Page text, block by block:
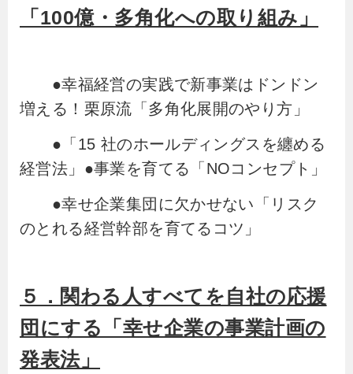
「100億・多角化への取り組み」
●幸福経営の実践で新事業はドンドン
増える！栗原流「多角化展開のやり方」
●「15 社のホールディングスを纏める
経営法」●事業を育てる「NOコンセプト」
●幸せ企業集団に欠かせない「リスク
のとれる経営幹部を育てるコツ」
５．関わる人すべてを自社の応援
団にする「幸せ企業の事業計画の
発表法」